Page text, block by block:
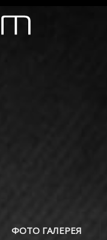
ФОТО ГАЛЕРЕЯ